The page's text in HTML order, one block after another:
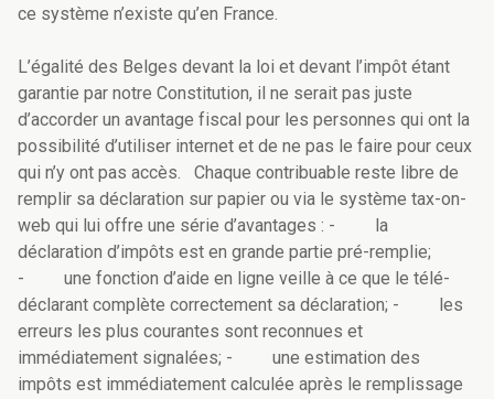
ce système n’existe qu’en France.
L’égalité des Belges devant la loi et devant l’impôt étant
garantie par notre Constitution, il ne serait pas juste
d’accorder un avantage fiscal pour les personnes qui ont la
possibilité d’utiliser internet et de ne pas le faire pour ceux
qui n’y ont pas accès.
Chaque contribuable reste libre de
remplir sa déclaration sur papier ou via le système tax-on-
web qui lui offre une série d’avantages : -
la
déclaration d’impôts est en grande partie pré-remplie;
-
une fonction d’aide en ligne veille à ce que le télé-
déclarant complète correctement sa déclaration; -
les
erreurs les plus courantes sont reconnues et
immédiatement signalées; -
une estimation des
impôts est immédiatement calculée après le remplissage